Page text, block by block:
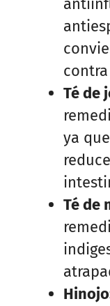
Té de
ya
Té de